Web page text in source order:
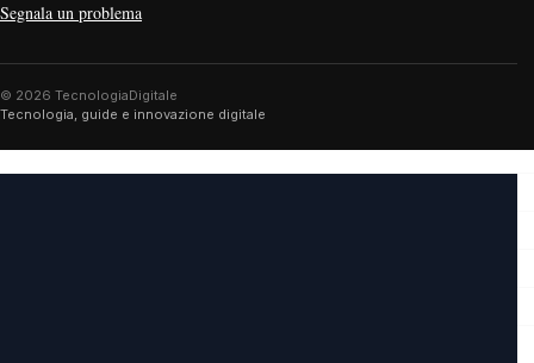
Segnala un problema
© 2026 TecnologiaDigitale
Tecnologia, guide e innovazione digitale